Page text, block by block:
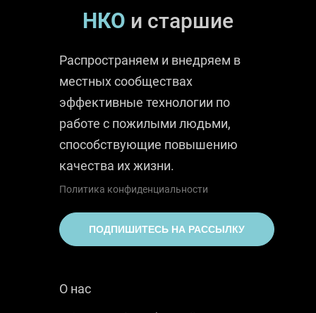
НКО и старшие
Распространяем и внедряем в
местных сообществах
эффективные технологии по
работе с пожилыми людьми,
способствующие повышению
качества их жизни.
Политика конфиденциальности
ПОДПИШИТЕСЬ НА РАССЫЛКУ
О нас